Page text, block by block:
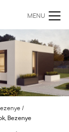
MENU
/
Bezenye